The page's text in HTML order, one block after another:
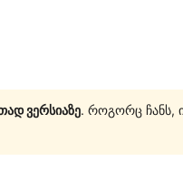
ვერსიაზე. როგორც ჩანს,